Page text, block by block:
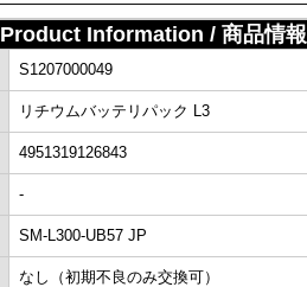
Product Information / 商品情報
S1207000049
リチウムバッテリパック L3
4951319126843
-
SM-L300-UB57 JP
なし（初期不良のみ交換可）